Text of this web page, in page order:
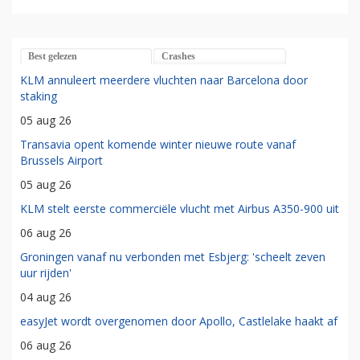
Best gelezen Crashes
KLM annuleert meerdere vluchten naar Barcelona door
staking
05 aug 26
Transavia opent komende winter nieuwe route vanaf
Brussels Airport
05 aug 26
KLM stelt eerste commerciële vlucht met Airbus A350-900 uit
06 aug 26
Groningen vanaf nu verbonden met Esbjerg: 'scheelt zeven
uur rijden'
04 aug 26
easyJet wordt overgenomen door Apollo, Castlelake haakt af
06 aug 26